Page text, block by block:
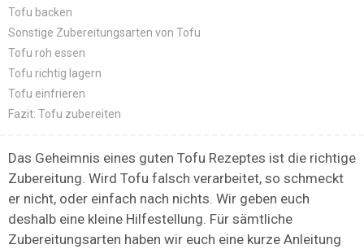
Tofu backen
Sonstige Zubereitungsarten von Tofu
Tofu roh essen
Tofu richtig lagern
Tofu einfrieren
Fazit: Tofu zubereiten
Das Geheimnis eines guten Tofu Rezeptes ist die richtige
Zubereitung. Wird Tofu falsch verarbeitet, so schmeckt
er nicht, oder einfach nach nichts. Wir geben euch
deshalb eine kleine Hilfestellung. Für sämtliche
Zubereitungsarten haben wir euch eine kurze Anleitung